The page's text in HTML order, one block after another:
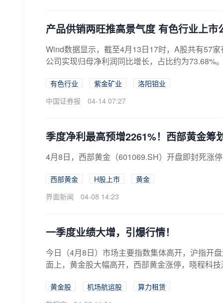
产品供销两旺推高景气度 有色行业上市
Wind数据显示，截至4月13日17时，A股共有57
公司实现归母净利润同比增长，占比约为73.68%
有色行业 紫金矿业
洛阳钼业
中国证券报
04-14 07:27
季度净利最高预增2261%！西部黄金筹
4月8日，西部黄金（601069.SH）开盘即封死涨
西部黄金 H股上市
黄金
界面新闻
04-08 14:23
一季度业绩大增，引爆行情！
今日（4月8日）市场主要指数集体高开，沪指开
面上，黄金股大幅高开，西部黄金涨停，晓程科
黄金股 机场航运股
算力租赁